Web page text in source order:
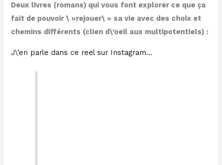
Deux livres (romans) qui vous font explorer ce que ça
fait de pouvoir \ »rejouer\ » sa vie avec des choix et
chemins différents (clien d\’oeil aux multipotentiels) :
​J\’en parle dans ce reel sur Instagram…​